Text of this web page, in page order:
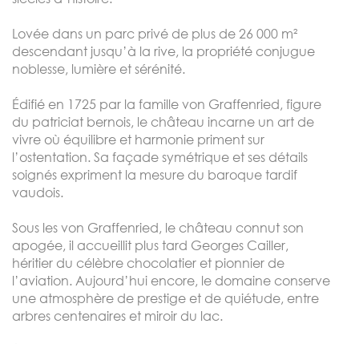
Lovée dans un parc privé de plus de 26 000 m²
descendant jusqu’à la rive, la propriété conjugue
noblesse, lumière et sérénité.
Édifié en 1725 par la famille von Graffenried, figure
du patriciat bernois, le château incarne un art de
vivre où équilibre et harmonie priment sur
l’ostentation. Sa façade symétrique et ses détails
soignés expriment la mesure du baroque tardif
vaudois.
Sous les von Graffenried, le château connut son
apogée, il accueillit plus tard Georges Cailler,
héritier du célèbre chocolatier et pionnier de
l’aviation. Aujourd’hui encore, le domaine conserve
une atmosphère de prestige et de quiétude, entre
arbres centenaires et miroir du lac.